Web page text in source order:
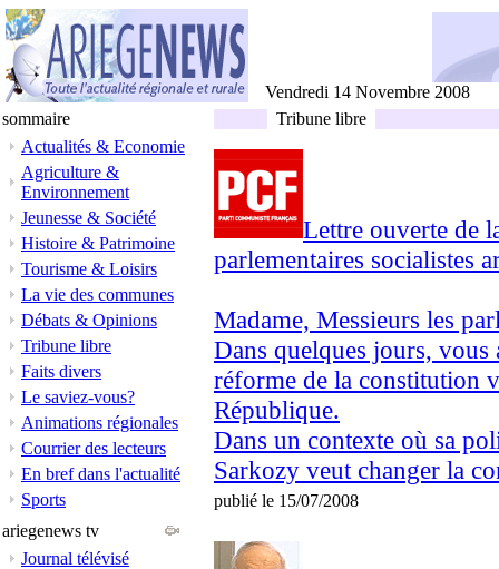
Vendredi 14 Novembre 2008
sommaire
Actualités & Economie
Agriculture &
Environnement
Jeunesse & Société
Histoire & Patrimoine
Tourisme & Loisirs
La vie des communes
Débats & Opinions
Tribune libre
Faits divers
Le saviez-vous?
Animations régionales
Courrier des lecteurs
En bref dans l'actualité
Sports
ariegenews tv
Journal télévisé
Tribune libre
Lettre ouverte de
parlementaires socialistes
Madame, Messieurs les
Dans quelques jours,
réforme de la constitution
République.
Dans un contexte où sa
Sarkozy veut changer la
publié le 15/07/2008